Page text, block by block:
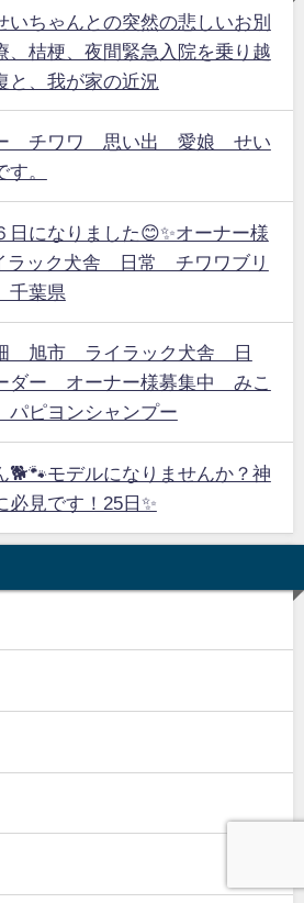
ちゃんとの突然の悲しいお別
、桔梗、夜間緊急入院を乗り越
、我が家の近況
ー チワワ 思い出 愛娘 せい
。
日になりました😊✨オーナー様
ラック犬舎 日常 チワワブリ
葉県
旭市 ライラック犬舎 日
ダー オーナー様募集中 みこ
ピヨンシャンプー
🐕🐾モデルになりませんか？神
必見です！25日✨